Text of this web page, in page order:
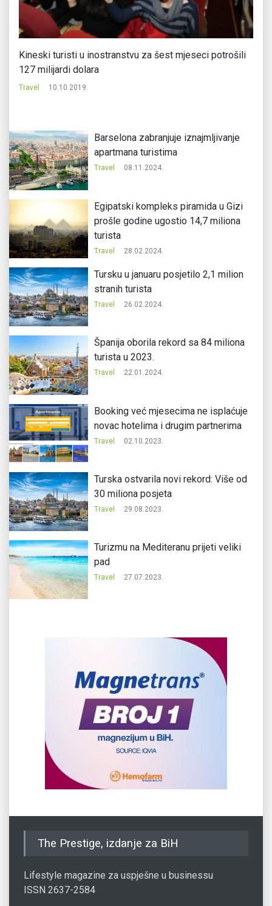
Kineski turisti u inostranstvu za šest mjeseci potrošili
127 milijardi dolara
Travel 10.10.2019.
Barselona zabranjuje iznajmljivanje
apartmana turistima
Travel 08.11.2024.
Egipatski kompleks piramida u Gizi
prošle godine ugostio 14,7 miliona
turista
Travel 28.02.2024.
Tursku u januaru posjetilo 2,1 milion
stranih turista
Travel 26.02.2024.
Španija oborila rekord sa 84 miliona
turista u 2023.
Travel 22.01.2024.
Booking već mjesecima ne isplaćuje
novac hotelima i drugim partnerima
Travel 02.10.2023.
Turska ostvarila novi rekord: Više od
30 miliona posjeta
Travel 29.08.2023.
Turizmu na Mediteranu prijeti veliki
pad
Travel 27.07.2023.
The Prestige, izdanje za BiH
Lifestyle magazine za uspješne u businessu
ISSN 2637-2584